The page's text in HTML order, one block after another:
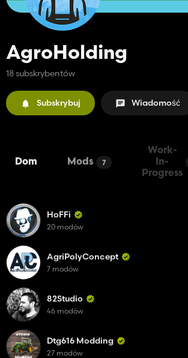
AgroHolding
18 subskrybentów
Subskrybuj Wiadomość
Dom Mods 7
Work-
In-
Progress
HoFFi
20 modów
AgriPolyConcept
7 modów
82Studio
46 modów
Dtg616 Modding
27 modów